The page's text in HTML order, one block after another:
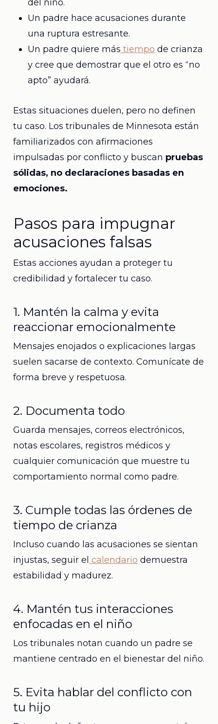
del niño.
Un padre hace acusaciones durante
una ruptura estresante.
Un padre quiere más tiempo de crianza
y cree que demostrar que el otro es “no
apto” ayudará.
Estas situaciones duelen, pero no definen
tu caso. Los tribunales de Minnesota están
familiarizados con afirmaciones
impulsadas por conflicto y buscan pruebas
sólidas, no declaraciones basadas en
emociones.
Pasos para impugnar
acusaciones falsas
Estas acciones ayudan a proteger tu
credibilidad y fortalecer tu caso.
1. Mantén la calma y evita
reaccionar emocionalmente
Mensajes enojados o explicaciones largas
suelen sacarse de contexto. Comunícate de
forma breve y respetuosa.
2. Documenta todo
Guarda mensajes, correos electrónicos,
notas escolares, registros médicos y
cualquier comunicación que muestre tu
comportamiento normal como padre.
3. Cumple todas las órdenes de
tiempo de crianza
Incluso cuando las acusaciones se sientan
injustas, seguir el calendario demuestra
estabilidad y madurez.
4. Mantén tus interacciones
enfocadas en el niño
Los tribunales notan cuando un padre se
mantiene centrado en el bienestar del niño.
5. Evita hablar del conflicto con
tu hijo